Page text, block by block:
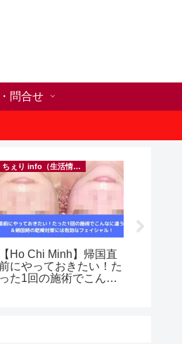
問合せ
ちぇり info（生活情報）
【Ho Chi Minh】帰国直
にやっておきたい！た
った1回の施術でこんな